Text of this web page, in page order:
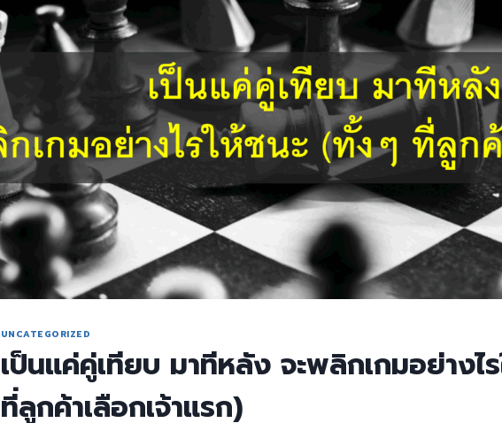
UNCATEGORIZED
เป็นแค่คู่เทียบ มาทีหลัง จะพลิกเกมอย่างไ
ที่ลูกค้าเลือกเจ้าแรก)